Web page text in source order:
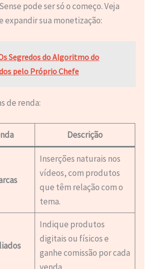
pode ser só o começo. Veja
expandir sua monetização:
Segredos do Algoritmo do
pelo Próprio Chefe
de renda:
Descrição
Inserções naturais nos
vídeos, com produtos
que têm relação com o
tema.
Indique produtos
digitais ou físicos e
ganhe comissão por cada